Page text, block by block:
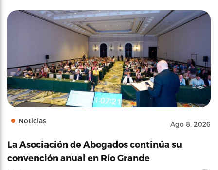
Noticias Ago 8, 2026
La Asociación de Abogados continúa su
convención anual en Río Grande